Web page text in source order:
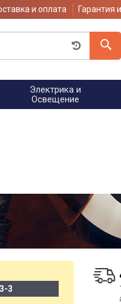
и оплата Гарантия
Электрика и
Освещение
3